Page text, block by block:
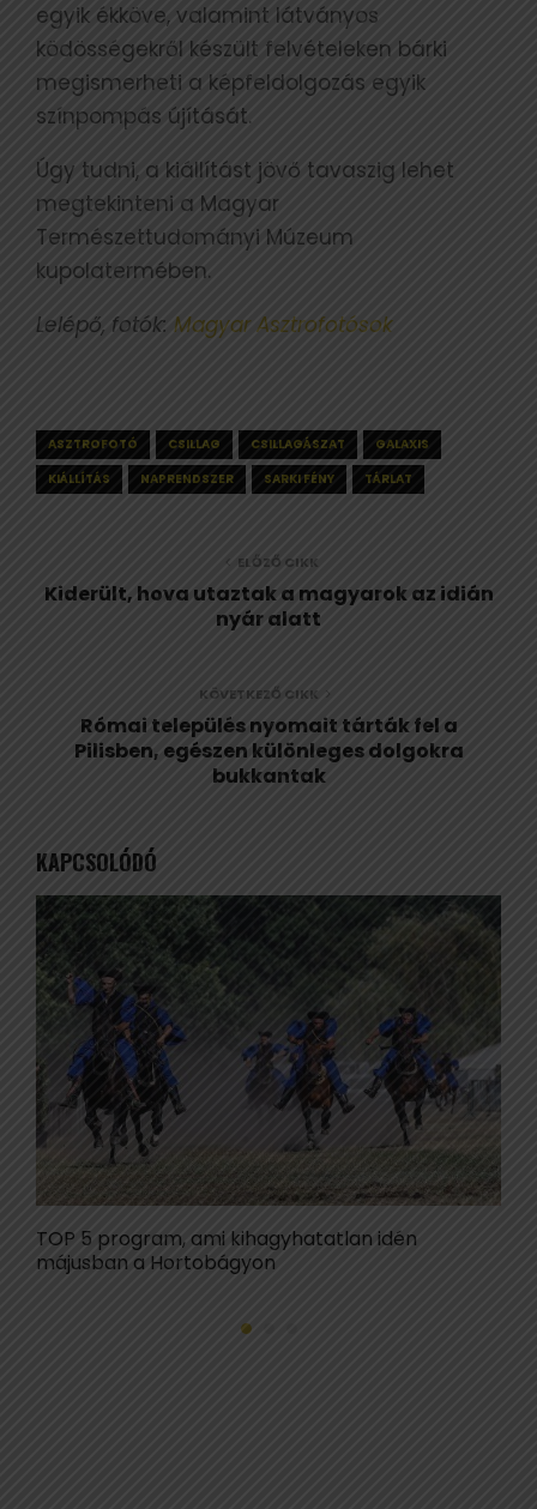
egyik ékköve, valamint látványos
ködösségekről készült felvételeken bárki
megismerheti a képfeldolgozás egyik
színpompás újítását.
Úgy tudni, a kiállítást jövő tavaszig lehet
megtekinteni a Magyar
Természettudományi Múzeum
kupolatermében.
Lelépő, fotók: Magyar Asztrofotósok
ASZTROFOTÓ CSILLAG CSILLAGÁSZAT
GALAXIS
KIÁLLÍTÁS
NAPRENDSZER SARKI FÉNY TÁRLAT
ELŐZŐ CIKK
Kiderült, hova utaztak a magyarok az idián
nyár alatt
KÖVETKEZŐ CIKK
Római település nyomait tárták fel a
Pilisben, egészen különleges dolgokra
bukkantak
KAPCSOLÓDÓ
TOP 5 program, ami kihagyhatatlan idén
májusban a Hortobágyon